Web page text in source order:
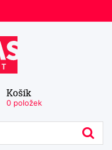
Košík
0 položek